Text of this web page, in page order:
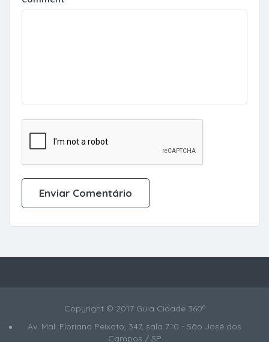
Copyright © 2017 Guia Cidade 360º
Av. Mal. Floriano Peixoto, 347, sala 710 - São José dos
Campos / SP